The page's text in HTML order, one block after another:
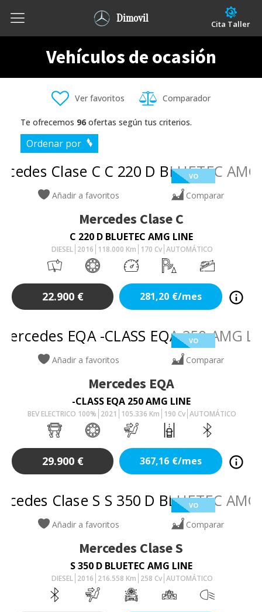
Dimovil Cita Taller
Vehículos de ocasión
Ver favoritos Comparador
Te ofrecemos 96 ofertas según tus criterios.
Ordenar por
VO
Añadir a favoritos Comparar
Mercedes Clase C
C 220 D BLUETEC AMG LINE
DIESEL 2016 118.000 Km 170 Cv AUTOMÁTICO
22.900 € 281,20 €/mes
VO
Añadir a favoritos Comparar
Mercedes EQA
-CLASS EQA 250 AMG LINE
BEV ELECTRICO 100% 2021 105.336 Km 190 Cv AUTOMÁTICO
29.900 € 367,16 €/mes
VO
Añadir a favoritos Comparar
Mercedes Clase S
S 350 D BLUETEC AMG LINE
DIESEL 2016 216.558 Km 258 Cv AUTOMÁTICO